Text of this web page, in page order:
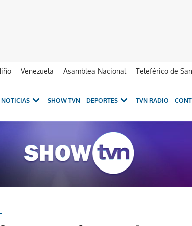
Venezuela Asamblea Nacional Teleférico de
NOTICIAS SHOW TVN DEPORTES TVN RADIO